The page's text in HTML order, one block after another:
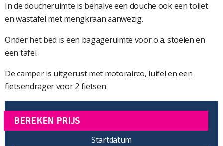
In de doucheruimte is behalve een douche ook een toilet
en wastafel met mengkraan aanwezig.
Onder het bed is een bagageruimte voor o.a. stoelen en
een tafel.
De camper is uitgerust met motorairco, luifel en een
fietsendrager voor 2 fietsen.
BEREKEN PRIJS
Startdatum